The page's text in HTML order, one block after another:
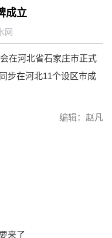
成立
网
在河北省石家庄市正式
步在河北11个设区市成
编辑：赵凡
来了